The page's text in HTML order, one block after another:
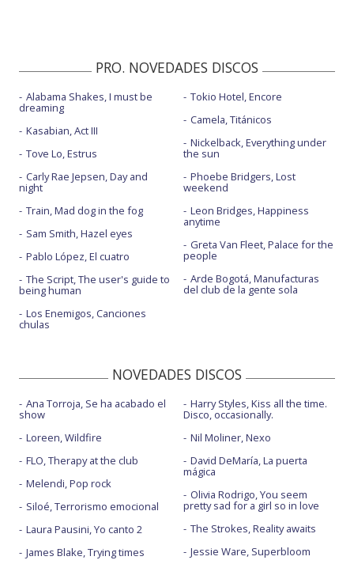
PRO. NOVEDADES DISCOS
Alabama Shakes, I must be
dreaming
Kasabian, Act III
Tove Lo, Estrus
Carly Rae Jepsen, Day and
night
Train, Mad dog in the fog
Sam Smith, Hazel eyes
Pablo López, El cuatro
The Script, The user's guide to
being human
Los Enemigos, Canciones
chulas
Tokio Hotel, Encore
Camela, Titánicos
Nickelback, Everything under
the sun
Phoebe Bridgers, Lost
weekend
Leon Bridges, Happiness
anytime
Greta Van Fleet, Palace for the
people
Arde Bogotá, Manufacturas
del club de la gente sola
NOVEDADES DISCOS
Ana Torroja, Se ha acabado el
show
Loreen, Wildfire
FLO, Therapy at the club
Melendi, Pop rock
Siloé, Terrorismo emocional
Laura Pausini, Yo canto 2
James Blake, Trying times
Harry Styles, Kiss all the time.
Disco, occasionally.
Nil Moliner, Nexo
David DeMaría, La puerta
mágica
Olivia Rodrigo, You seem
pretty sad for a girl so in love
The Strokes, Reality awaits
Jessie Ware, Superbloom